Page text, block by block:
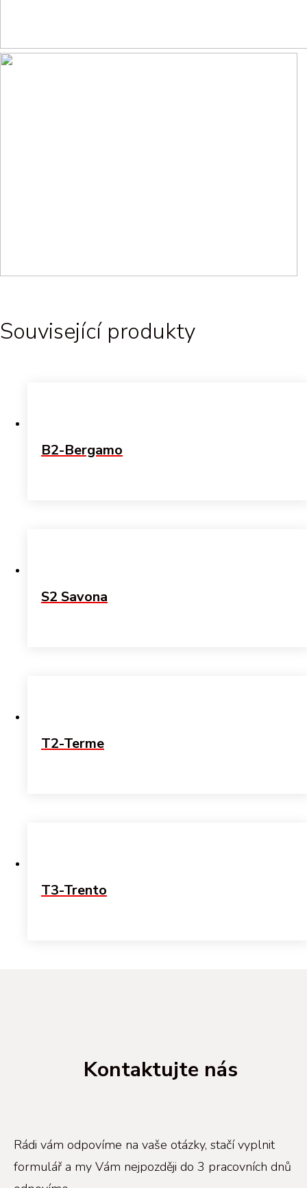
Související produkty
B2-Bergamo
S2 Savona
T2-Terme
T3-Trento
Kontaktujte nás
Rádi vám odpovíme na vaše otázky, stačí vyplnit
formulář a my Vám nejpozději do 3 pracovních dnů